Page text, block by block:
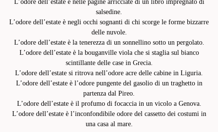
L’odore dell’estate è nelle pagine arricciate di un libro impregnato di
salsedine.
L’odore dell’estate è negli occhi sognanti di chi scorge le forme bizzarre
delle nuvole.
L’odore dell’estate è la tenerezza di un sonnellino sotto un pergolato.
L’odore dell’estate è la bouganville viola che si staglia sul bianco
scintillante delle case in Grecia.
L’odore dell’estate si ritrova nell’odore acre delle cabine in Liguria.
L’odore dell’estate è l’odore pungente del gasolio di un traghetto in
partenza dal Pireo.
L’odore dell’estate è il profumo di focaccia in un vicolo a Genova.
L’odore dell’estate è l’inconfondibile odore del cassetto dei costumi in
una casa al mare.